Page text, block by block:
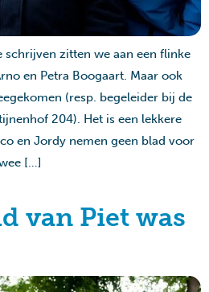
zitten we aan een flinke
en Petra Boogaart. Maar ook
(resp. begeleider bij de
204). Het is een lekkere
en Jordy nemen geen blad voor
[…]
van Piet was